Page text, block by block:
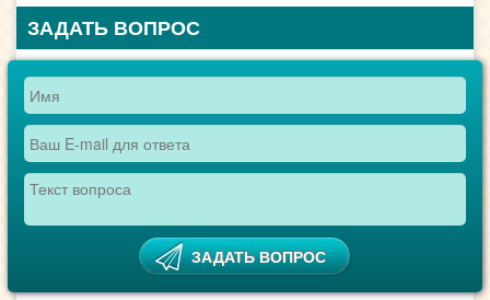
ЗАДАТЬ ВОПРОС